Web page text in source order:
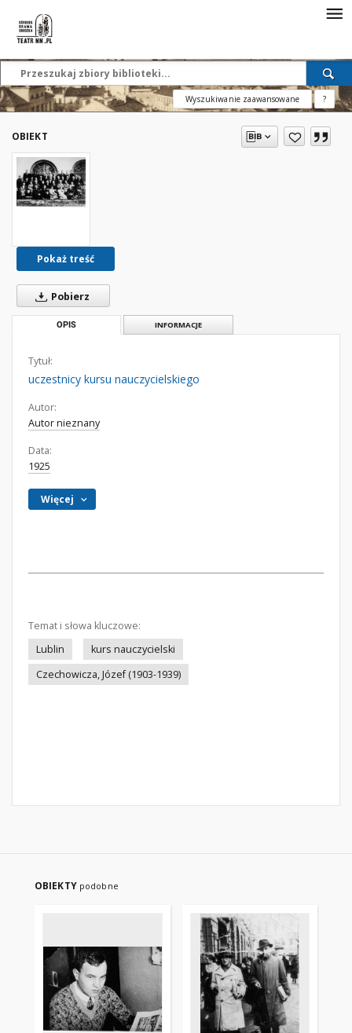
Wyszukiwanie zaawansowane ?
OBIEKT
Pokaż treść
Pobierz
OPIS INFORMACJE
Tytuł:
uczestnicy kursu nauczycielskiego
Autor:
Autor nieznany
Data:
1925
Więcej
Temat i słowa kluczowe:
Lublin
kurs nauczycielski
Czechowicza, Józef (1903-1939)
OBIEKTY podobne